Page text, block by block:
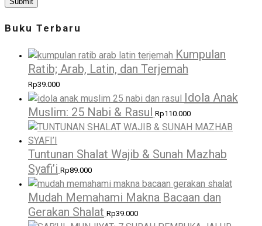
Buku Terbaru
Kumpulan
Ratib; Arab, Latin, dan Terjemah
Rp39.000
Idola Anak
Muslim: 25 Nabi & Rasul Rp110.000
Tuntunan Shalat Wajib & Sunah Mazhab
Syafi’i Rp89.000
Mudah Memahami Makna Bacaan dan
Gerakan Shalat Rp39.000